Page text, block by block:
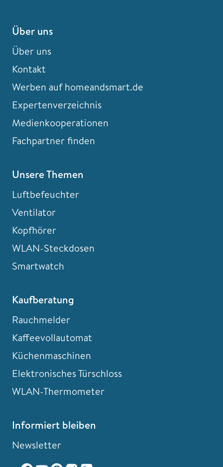
Über uns
Über uns
Kontakt
Werben auf homeandsmart.de
Expertenverzeichnis
Medienkooperationen
Fachpartner finden
Unsere Themen
Luftbefeuchter
Ventilator
Kopfhörer
WLAN-Steckdosen
Smartwatch
Kaufberatung
Rauchmelder
Kaffeevollautomat
Küchenmaschinen
Elektronisches Türschloss
WLAN-Thermometer
Informiert bleiben
Newsletter